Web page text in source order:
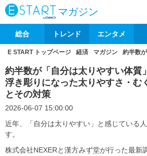
マガジン
総合 トレンド エンタメ
E START トップページ 経済 マガジン 約半数
約半数が「自分は太りやすい体質
浮き彫りになった太りやすさ・む
とその対策
2026-06-07 15:00:00
近年、「自分は太りやすい」と感じている
す。
株式会社NEXERと漢方みず堂が行った最新